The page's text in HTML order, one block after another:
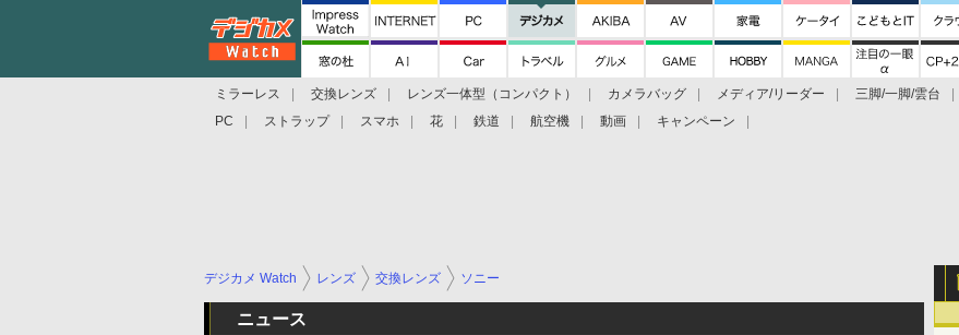
ミラーレス 交換レンズ レンズ一体型（コンパクト） カメラバッグ メディア/リーダー 三脚/一脚/雲台
PC
ストラップ スマホ 花 鉄道 航空機 動画 キャンペーン
デジカメ Watch レンズ 交換レンズ ソニー
ニュース